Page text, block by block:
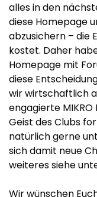
alles in den
diese Homepage
abzusichern – die
kostet. Daher
Homepage mit
diese
wir wirtschaftlich
engagierte MIKRO
Geist des Clubs
natürlich gerne
sich damit neue
weiteres siehe
Wir wünschen